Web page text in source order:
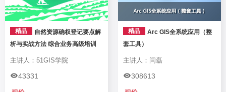
精品
自然资源确权登记要点解
析与实战方法 综合业务高级培训
主讲人：51GIS学院
43331
精品
Arc GIS全系统应用（整
套工具）
主讲人：闫磊
308613